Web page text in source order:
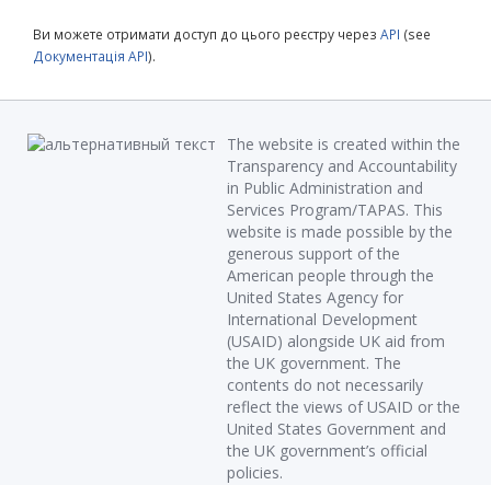
Ви можете отримати доступ до цього реєстру через API (see
Документація API).
The website is created within the
Transparency and Accountability
in Public Administration and
Services Program/TAPAS. This
website is made possible by the
generous support of the
American people through the
United States Agency for
International Development
(USAID) alongside UK aid from
the UK government. The
contents do not necessarily
reflect the views of USAID or the
United States Government and
the UK government’s official
policies.